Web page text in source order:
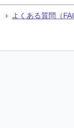
よくある質問（